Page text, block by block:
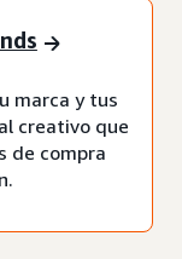
marca y tus
creativo que
de compra